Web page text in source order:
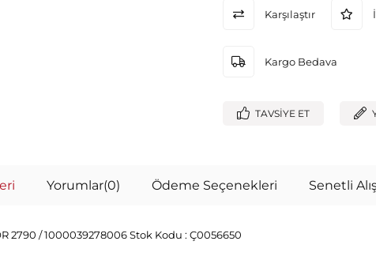
Karşılaştır
Kargo Bedava
TAVSIYE ET
Yorumlar(0) Ödeme Seçenekleri Senetli
2790 / 1000039278006 Stok Kodu : Ç0056650